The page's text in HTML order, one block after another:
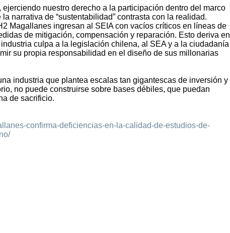
nuestro derecho a la participación dentro del marco
narrativa de “sustentabilidad” contrasta con la realidad.
Magallanes ingresan al SEIA con vacíos críticos en líneas de
de mitigación, compensación y reparación. Esto deriva en
culpa a la legislación chilena, al SEA y a la ciudadanía
su propia responsabilidad en el diseño de sus millonarias
industria que plantea escalas tan gigantescas de inversión y
no puede construirse sobre bases débiles, que puedan
de sacrificio.
confirma-deficiencias-en-la-calidad-de-estudios-de-